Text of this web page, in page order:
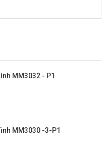
MM3032 - P1
MM3030 -3-P1